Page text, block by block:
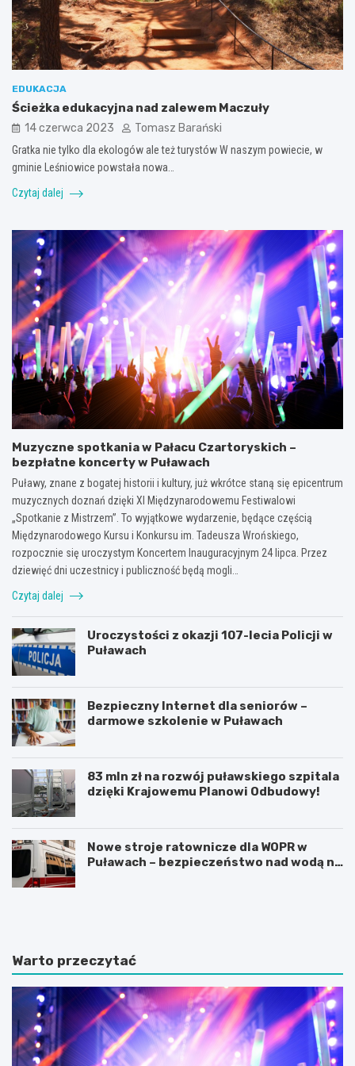
EDUKACJA
Ścieżka edukacyjna nad zalewem Maczuły
14 czerwca 2023 Tomasz Barański
Gratka nie tylko dla ekologów ale też turystów W naszym powiecie, w
gminie Leśniowice powstała nowa…
Czytaj dalej
Muzyczne spotkania w Pałacu Czartoryskich –
bezpłatne koncerty w Puławach
Puławy, znane z bogatej historii i kultury, już wkrótce staną się epicentrum
muzycznych doznań dzięki XI Międzynarodowemu Festiwalowi
„Spotkanie z Mistrzem”. To wyjątkowe wydarzenie, będące częścią
Międzynarodowego Kursu i Konkursu im. Tadeusza Wrońskiego,
rozpocznie się uroczystym Koncertem Inauguracyjnym 24 lipca. Przez
dziewięć dni uczestnicy i publiczność będą mogli…
Czytaj dalej
Uroczystości z okazji 107-lecia Policji w
Puławach
Bezpieczny Internet dla seniorów –
darmowe szkolenie w Puławach
83 mln zł na rozwój puławskiego szpitala
dzięki Krajowemu Planowi Odbudowy!
Nowe stroje ratownicze dla WOPR w
Puławach – bezpieczeństwo nad wodą na
O
j
n
i
z
n
a
J
e
u
s
1
0
0
Warto przeczytać